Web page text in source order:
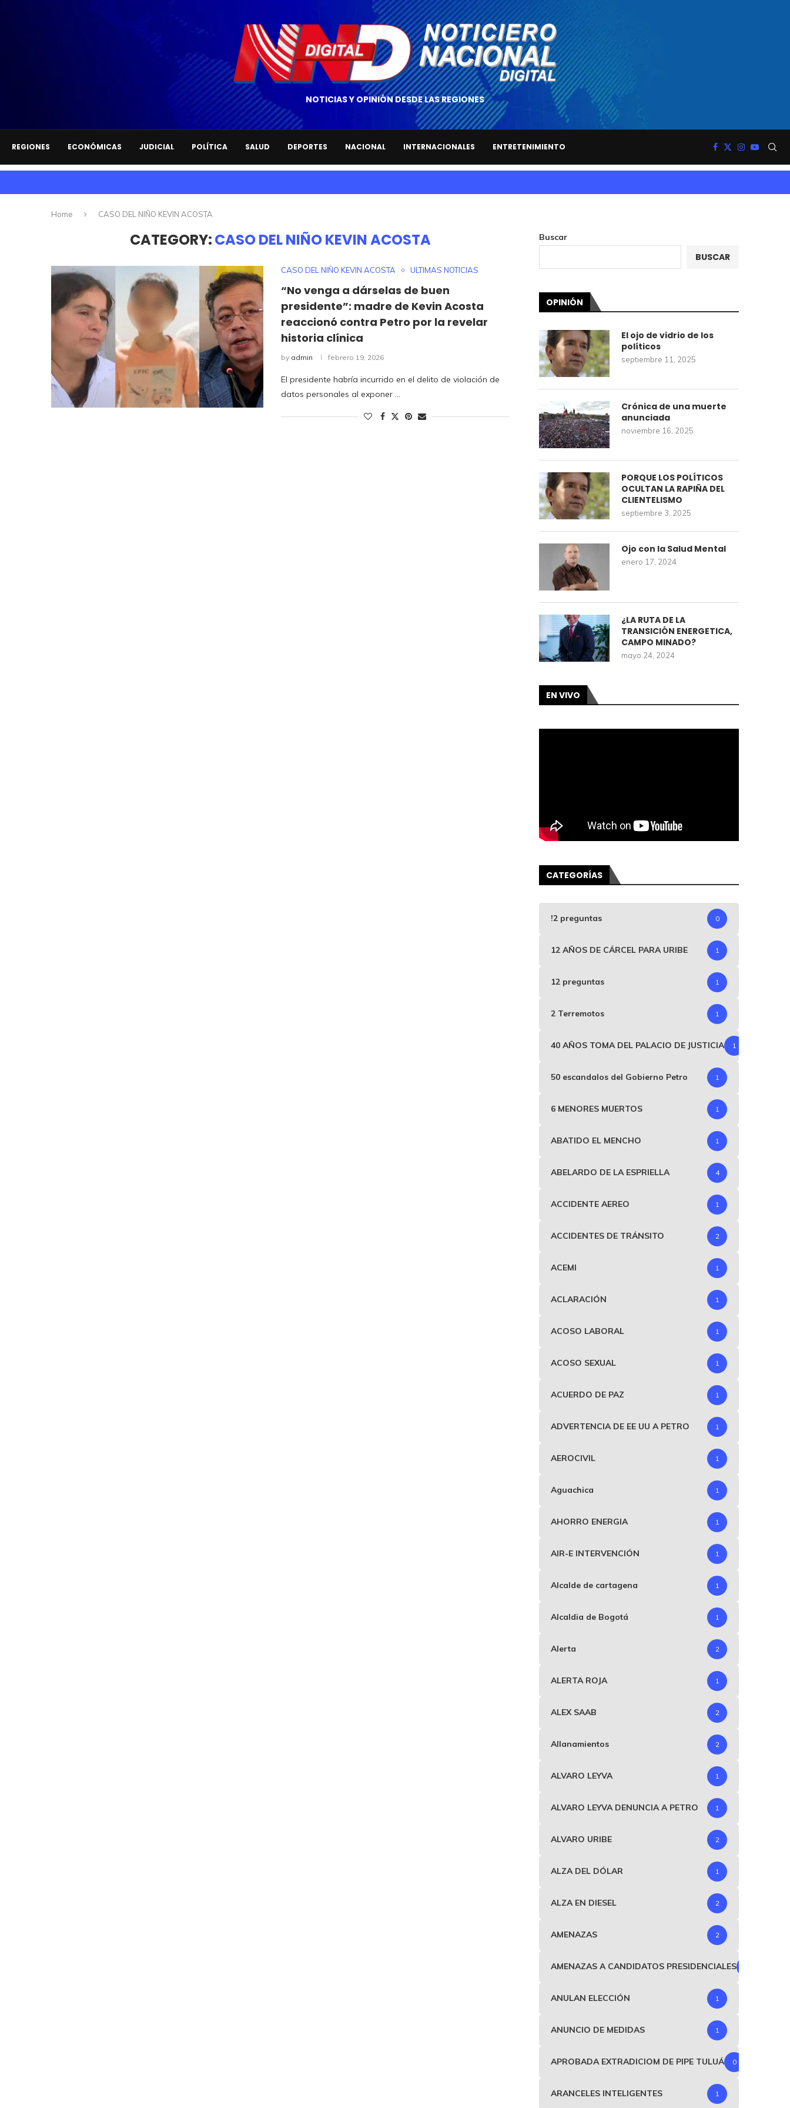
NOTICIAS Y OPINIÓN DESDE LAS REGIONES
REGIONES ECONÓMICAS JUDICIAL POLÍTICA SALUD DEPORTES NACIONAL INTERNACIONALES ENTRETENIMIENTO
Home CASO DEL NIÑO KEVIN ACOSTA
CATEGORY:CASO DEL NIÑO KEVIN ACOSTA
CASO DEL NIÑO KEVIN ACOSTA ULTIMAS NOTICIAS
“No venga a dárselas de buen
presidente”: madre de Kevin Acosta
reaccionó contra Petro por la revelar
historia clínica
by admin febrero 19, 2026
El presidente habría incurrido en el delito de violación de
datos personales al exponer …
Buscar
BUSCAR
OPINIÓN
El ojo de vidrio de los
políticos
septiembre 11, 2025
Crónica de una muerte
anunciada
noviembre 16, 2025
PORQUE LOS POLÍTICOS
OCULTAN LA RAPIÑA DEL
CLIENTELISMO
septiembre 3, 2025
Ojo con la Salud Mental
enero 17, 2024
¿LA RUTA DE LA
TRANSICIÓN ENERGETICA,
CAMPO MINADO?
mayo 24, 2024
EN VIVO
CATEGORÍAS
!2 preguntas 0
12 AÑOS DE CÁRCEL PARA URIBE 1
12 preguntas 1
2 Terremotos 1
40 AÑOS TOMA DEL PALACIO DE JUSTICIA 1
50 escandalos del Gobierno Petro 1
6 MENORES MUERTOS 1
ABATIDO EL MENCHO 1
ABELARDO DE LA ESPRIELLA 4
ACCIDENTE AEREO 1
ACCIDENTES DE TRÁNSITO 2
ACEMI 1
ACLARACIÓN 1
ACOSO LABORAL 1
ACOSO SEXUAL 1
ACUERDO DE PAZ 1
ADVERTENCIA DE EE UU A PETRO 1
AEROCIVIL 1
Aguachica 1
AHORRO ENERGIA 1
AIR-E INTERVENCIÓN 1
Alcalde de cartagena 1
Alcaldia de Bogotá 1
Alerta 2
ALERTA ROJA 1
ALEX SAAB 2
Allanamientos 2
ALVARO LEYVA 1
ALVARO LEYVA DENUNCIA A PETRO 1
ALVARO URIBE 2
ALZA DEL DÓLAR 1
ALZA EN DIESEL 2
AMENAZAS 2
AMENAZAS A CANDIDATOS PRESIDENCIALES
ANULAN ELECCIÓN 1
ANUNCIO DE MEDIDAS 1
APROBADA EXTRADICIOM DE PIPE TULUÁ 0
ARANCELES INTELIGENTES 1